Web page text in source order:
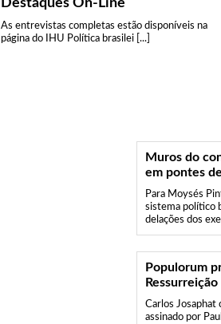
Destaques On-Line
As entrevistas completas estão disponíveis na
página do IHU Política brasilei [...]
Muros do
em pontes
Para Moysés
sistema político
delações dos
Populorum
Ressurreição
Carlos Josaphat
assinado por